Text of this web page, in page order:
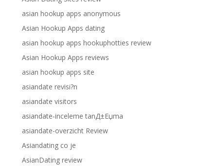
asian hookup apps anonymous
Asian Hookup Apps dating
asian hookup apps hookuphotties review
Asian Hookup Apps reviews
asian hookup apps site
asiandate revisi?n
asiandate visitors
asiandate-inceleme tanД±Еџma
asiandate-overzicht Review
Asiandating co je
AsianDating review